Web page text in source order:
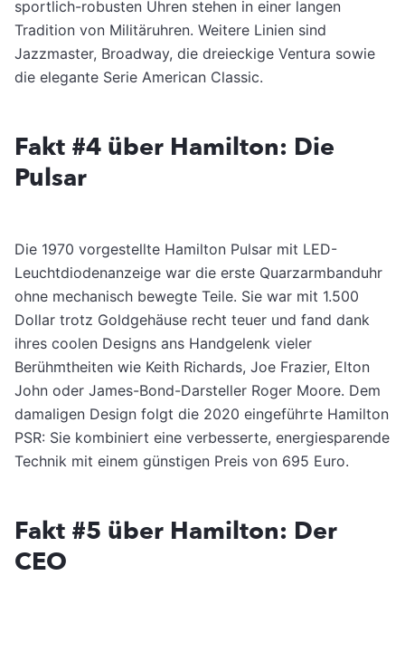
sportlich-robusten Uhren stehen in einer langen
Tradition von Militäruhren. Weitere Linien sind
Jazzmaster, Broadway, die dreieckige Ventura sowie
die elegante Serie American Classic.
Fakt #4 über Hamilton: Die
Pulsar
Die 1970 vorgestellte Hamilton Pulsar mit LED-
Leuchtdiodenanzeige war die erste Quarzarmbanduhr
ohne mechanisch bewegte Teile. Sie war mit 1.500
Dollar trotz Goldgehäuse recht teuer und fand dank
ihres coolen Designs ans Handgelenk vieler
Berühmtheiten wie Keith Richards, Joe Frazier, Elton
John oder James-Bond-Darsteller Roger Moore. Dem
damaligen Design folgt die 2020 eingeführte Hamilton
PSR: Sie kombiniert eine verbesserte, energiesparende
Technik mit einem günstigen Preis von 695 Euro.
Fakt #5 über Hamilton: Der
CEO